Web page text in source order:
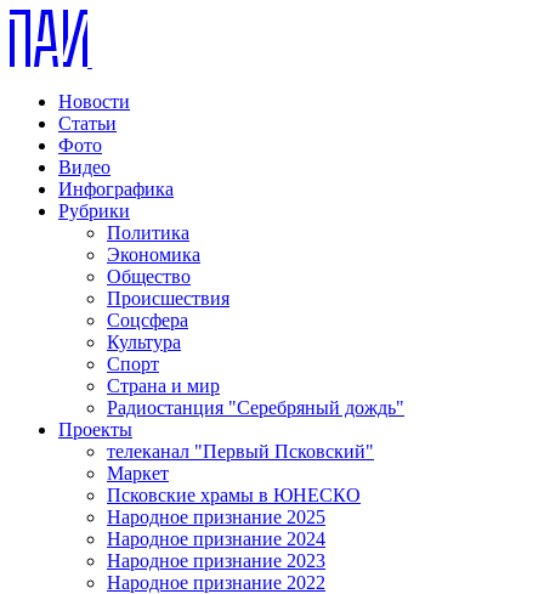
Новости
Статьи
Фото
Видео
Инфографика
Рубрики
Политика
Экономика
Общество
Происшествия
Соцсфера
Культура
Спорт
Страна и мир
Радиостанция "Серебряный дождь"
Проекты
телеканал "Первый Псковский"
Маркет
Псковские храмы в ЮНЕСКО
Народное признание 2025
Народное признание 2024
Народное признание 2023
Народное признание 2022